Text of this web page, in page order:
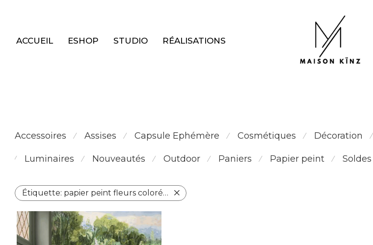
ACCUEIL ESHOP STUDIO RÉALISATIONS
Accessoires ⁄ Assises ⁄ Capsule Ephémère ⁄ Cosmétiques ⁄ Décoration ⁄
⁄ Luminaires ⁄ Nouveautés ⁄ Outdoor ⁄ Paniers ⁄ Papier peint ⁄ Soldes
Étiquette: papier peint fleurs colorées